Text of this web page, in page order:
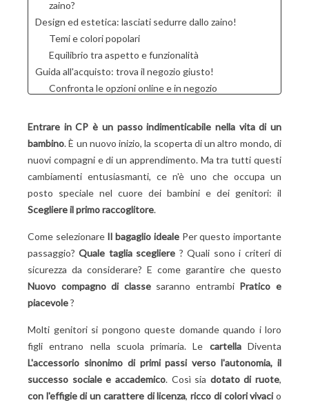
zaino?
Design ed estetica: lasciati sedurre dallo zaino!
Temi e colori popolari
Equilibrio tra aspetto e funzionalità
Guida all'acquisto: trova il negozio giusto!
Confronta le opzioni online e in negozio
Sicurezza e accessori: scommetti sulle finiture!
Materiali riflettenti e sicuri: la sicurezza prima di
tutto
Accessori utili: più di una semplice borsa a tracolla
Preparazione e primo utilizzo: optare per un ritorno a
scuola senza intoppi
Ambiente: comfort su misura
Scegli lo zaino giusto per il tuo bambino di 6 anni:
intraprendi l'avventura scolastica!
Entrare in CP è un passo indimenticabile nella vita di un
bambino. È un nuovo inizio, la scoperta di un altro mondo, di
nuovi compagni e di un apprendimento. Ma tra tutti questi
cambiamenti entusiasmanti, ce n'è uno che occupa un
posto speciale nel cuore dei bambini e dei genitori: il
Scegliere il primo raccoglitore.
Come selezionare Il bagaglio idealePer questo importante
passaggio?Quale taglia scegliere ? Quali sono i criteri di
sicurezza da considerare? E come garantire che questo
Nuovo compagno di classesaranno entrambi Pratico e
piacevole?
Molti genitori si pongono queste domande quando i loro
figli entrano nella scuola primaria. Le cartellaDiventa
L'accessorio sinonimo di primi passi verso l'autonomia, il
successo sociale e accademico. Così sia dotato di ruote,
con l'effigie di un carattere di licenza,ricco di colori vivacio